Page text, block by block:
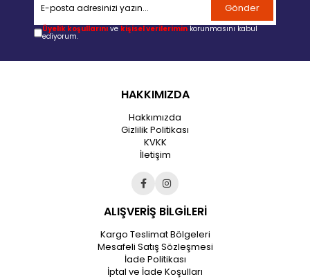
Gönder
Üyelik koşullarını ve kişisel verilerimin korunmasını kabul
ediyorum.
HAKKIMIZDA
Hakkımızda
Gizlilik Politikası
KVKK
İletişim
ALIŞVERİŞ BİLGİLERİ
Kargo Teslimat Bölgeleri
Mesafeli Satış Sözleşmesi
İade Politikası
İptal ve İade Koşulları